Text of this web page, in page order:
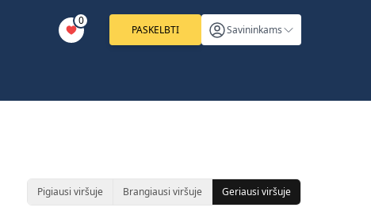
0
PASKELBTI Savininkams
Pigiausi viršuje Brangiausi viršuje Geriausi viršuje